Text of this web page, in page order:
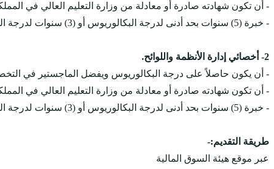
- أن تكون شهادته صادرة أو معادلة من وزارة التعليم العالي في
- خبرة (5) سنوات بحد أدنى لدرجة البكالوريوس أو (3) سنوات لدرجة الماجستير.
2- أخصائي إدارة الأنظمة واللوائح.
- أن يكون حاصلاً على درجة البكالوريوس ويفضل الماجستير في
- أن تكون شهادته صادرة أو معادلة من وزارة التعليم العالي في
- خبرة (5) سنوات بحد أدنى لدرجة البكالوريوس أو (3) سنوات لدرجة الماجستير.
طريقة التقديم:-
عبر موقع هيئة السوق المالية